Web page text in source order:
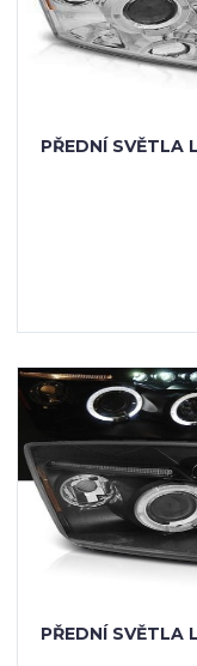
PŘEDNÍ SVĚTLA
PŘEDNÍ SVĚTLA